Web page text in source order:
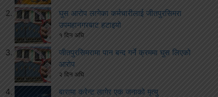
घुस आरोप लागेका कर्मचारीलाई जीतपुरसिमरा
उपमहानगरबाट हटाइयो
१ दिन अघि
जीतपुरसिमरामा पान बन्द गर्ने क्रममा घुस लिएको
आरोप
२ दिन अघि
बारामा करेन्ट लागेर एक जनाको मृत्यु